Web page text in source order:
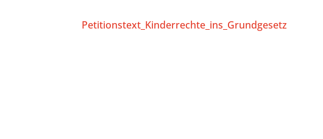
Petitionstext_Kinderrechte_ins_Grundgesetz